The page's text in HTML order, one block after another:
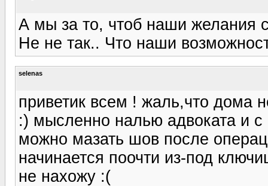
А мы за то, чтоб наши желания
Не не так.. Что наши
selenas
приветик всем ! жаль,что дома
:) мысленно налью адвоката и
можно мазать шов после
начинается поочти из-под
не нахожу :(